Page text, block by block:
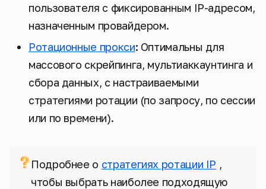
пользователя с фиксированным IP-адресом,
назначенным провайдером.
Ротационные прокси: Оптимальны для
массового скрейпинга, мультиаккаунтинга и
сбора данных, с настраиваемыми
стратегиями ротации (по запросу, по сессии
или по времени).
Подробнее о стратегиях ротации IP ,
чтобы выбрать наиболее подходящую